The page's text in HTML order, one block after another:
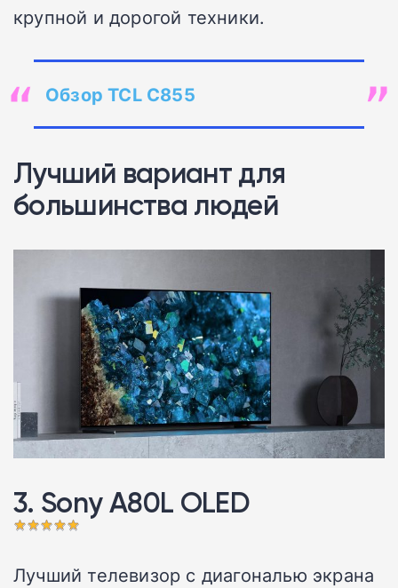
крупной и дорогой техники.
Обзор TCL C855
Лучший вариант для
большинства людей
3. Sony A80L OLED 󠁩󠁩󠁩󠁩󠁩󠁩
Лучший телевизор с диагональю экрана